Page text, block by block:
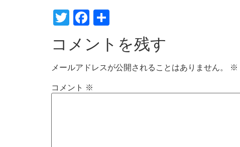
TwitterFacebook
有
コメントを残す
メールアドレスが公開されることはありません。 ※
コメント ※